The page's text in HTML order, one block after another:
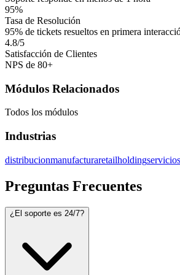
95%
Tasa de Resolución
95% de tickets resueltos en primera
4.8/5
Satisfacción de Clientes
NPS de 80+
Módulos Relacionados
Todos los módulos
Industrias
distribucionmanufacturaretailholding
Preguntas Frecuentes
¿El soporte es 24/7?